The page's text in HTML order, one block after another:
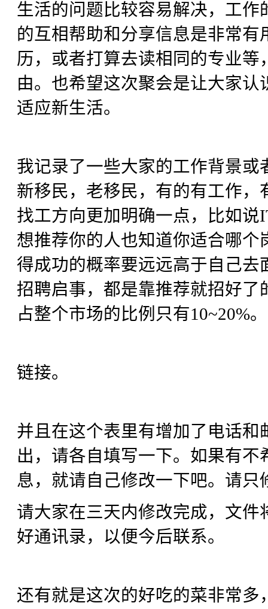
生活的问题比较容易解决，工
的互相帮助和分享信息是非常
历，或者打算去读相同的专业
由。也希望这次聚会是让大家
适应新生活。
我记录了一些大家的工作背景
新移民，老移民，有的有工作
找工方向更加明确一点，比如
想推荐你的人也知道你适合哪
得成功的概率要远远高于自己去
招聘启事，都是靠推荐就招好
占整个市场的比例只有10~20%。
链接。
并且在这个表里有增加了电话
出，请各自填写一下。如果有
息，就请自己修改一下吧。请只
请大家在三天内修改完成，文
好通讯录，以便今后联系。
还有就是这次的好吃的菜非常